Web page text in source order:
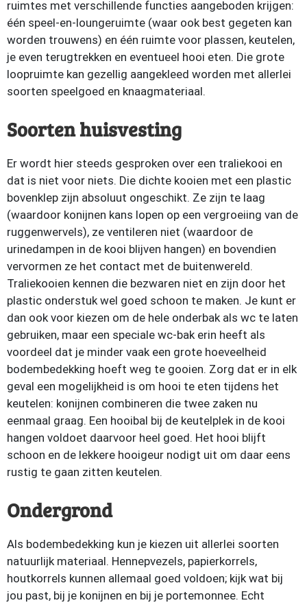
ruimtes met verschillende functies aangeboden krijgen:
één speel-en-loungeruimte (waar ook best gegeten kan
worden trouwens) en één ruimte voor plassen, keutelen,
je even terugtrekken en eventueel hooi eten. Die grote
loopruimte kan gezellig aangekleed worden met allerlei
soorten speelgoed en knaagmateriaal.
Soorten huisvesting
Er wordt hier steeds gesproken over een traliekooi en
dat is niet voor niets. Die dichte kooien met een plastic
bovenklep zijn absoluut ongeschikt. Ze zijn te laag
(waardoor konijnen kans lopen op een vergroeiing van de
ruggenwervels), ze ventileren niet (waardoor de
urinedampen in de kooi blijven hangen) en bovendien
vervormen ze het contact met de buitenwereld.
Traliekooien kennen die bezwaren niet en zijn door het
plastic onderstuk wel goed schoon te maken. Je kunt er
dan ook voor kiezen om de hele onderbak als wc te laten
gebruiken, maar een speciale wc-bak erin heeft als
voordeel dat je minder vaak een grote hoeveelheid
bodembedekking hoeft weg te gooien. Zorg dat er in elk
geval een mogelijkheid is om hooi te eten tijdens het
keutelen: konijnen combineren die twee zaken nu
eenmaal graag. Een hooibal bij de keutelplek in de kooi
hangen voldoet daarvoor heel goed. Het hooi blijft
schoon en de lekkere hooigeur nodigt uit om daar eens
rustig te gaan zitten keutelen.
Ondergrond
Als bodembedekking kun je kiezen uit allerlei soorten
natuurlijk materiaal. Hennepvezels, papierkorrels,
houtkorrels kunnen allemaal goed voldoen; kijk wat bij
jou past, bij je konijnen en bij je portemonnee. Echt